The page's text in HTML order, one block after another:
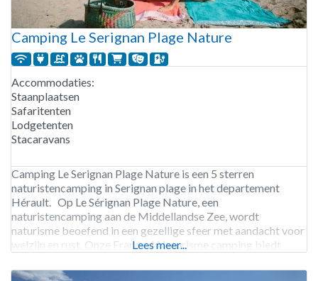
Camping Le Serignan Plage Nature
Accommodaties:
Staanplaatsen
Safaritenten
Lodgetenten
Stacaravans
Camping Le Serignan Plage Nature is een 5 sterren
naturistencamping in Serignan plage in het departement
Hérault. Op Le Sérignan Plage Nature, een
naturistencamping aan de Middellandse Zee, wordt
naturisme beoefend in een gezellige sfeer met aandacht voor
welzijn en rust. Onze France 4 Naturisme camping biedt
verschillende soorten stacaravans en
Lees meer...